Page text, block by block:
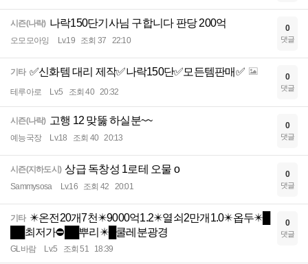
시즌(나락) 나락150단기사님 구합니다 판당 200억
오모모아잉 Lv.19 조회 37 22:10
0
댓글
기타 ✅신화템 대리 제작✅나락150단✅모든템판매✅
테루아로 Lv.5 조회 40 20:32
0
댓글
시즌(나락) 고행 12 맞뚫 하실분~~
예능국장 Lv.18 조회 40 20:13
0
댓글
시즌(지하도시) 상급 독창성 1로테 오물 o
Sammysosa Lv.16 조회 42 20:01
0
댓글
기타 ✴️온전20개7천✴️9000억1.2✴️열쇠2만개1.0✴️옵두✴️█
██최저가⛔██뿌리✴️█쿨레분광경
GL바람 Lv.5 조회 51 18:39
0
댓글